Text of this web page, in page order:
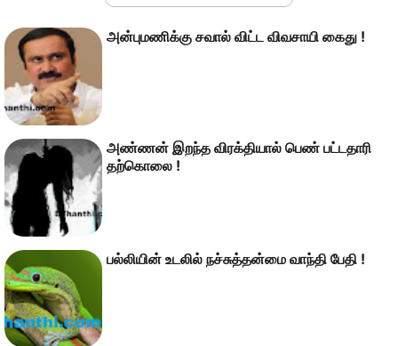
அன்புமணிக்கு சவால் விட்ட விவசாயி கைது !
அண்ணன் இறந்த விரக்தியால் பெண் பட்டதாரி
தற்கொலை !
பல்லியின் உடலில் நச்சுத்தன்மை வாந்தி பேதி !